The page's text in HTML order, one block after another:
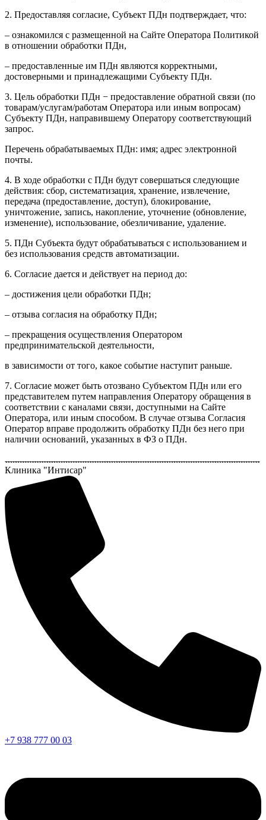
2. Предоставляя согласие, Субъект ПДн подтверждает, что:
– ознакомился с размещенной на Сайте Оператора Политикой
в отношении обработки ПДн,
– предоставленные им ПДн являются корректными,
достоверными и принадлежащими Субъекту ПДн.
3. Цель обработки ПДн − предоставление обратной связи (по
товарам/услугам/работам Оператора или иным вопросам)
Субъекту ПДн, направившему Оператору соответствующий
запрос.
Перечень обрабатываемых ПДн: имя; адрес электронной
почты.
4. В ходе обработки с ПДн будут совершаться следующие
действия: сбор, систематизация, хранение, извлечение,
передача (предоставление, доступ), блокирование,
уничтожение, запись, накопление, уточнение (обновление,
изменение), использование, обезличивание, удаление.
5. ПДн Субъекта будут обрабатываться с использованием и
без использования средств автоматизации.
6. Согласие дается и действует на период до:
– достижения цели обработки ПДн;
– отзыва согласия на обработку ПДн;
– прекращения осуществления Оператором
предпринимательской деятельности,
в зависимости от того, какое событие наступит раньше.
7. Согласие может быть отозвано Субъектом ПДн или его
представителем путем направления Оператору обращения в
соответствии с каналами связи, доступными на Сайте
Оператора, или иным способом. В случае отзыва Согласия
Оператор вправе продолжить обработку ПДн без него при
наличии оснований, указанных в ФЗ о ПДн.
Клиника "Интисар"
+7 938 777 00 03